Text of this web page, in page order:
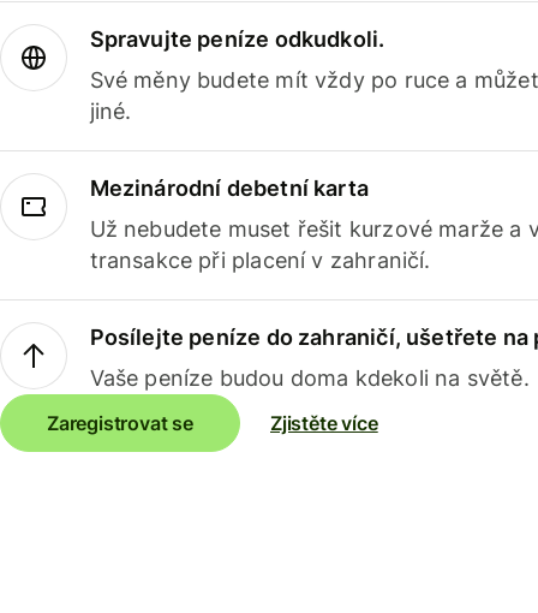
Spravujte peníze odkudkoli.
Své měny budete mít vždy po ruce a
jiné.
Mezinárodní debetní karta
Už nebudete muset řešit kurzové marže a
transakce při placení v zahraničí.
Posílejte peníze do zahraničí, ušetřete na
Vaše peníze budou doma kdekoli na světě.
Zaregistrovat se Zjistěte více